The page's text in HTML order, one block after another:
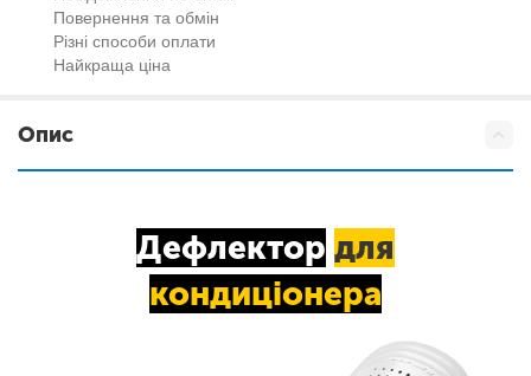
Повернення та обмін
Різні способи оплати
Найкраща ціна
Опис
Дефлектор для
кондиціонера